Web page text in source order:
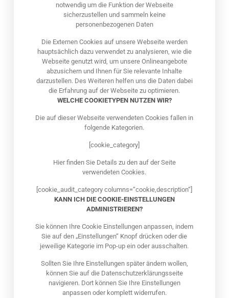
notwendig um die Funktion der Webseite
sicherzustellen und sammeln keine
personenbezogenen Daten
Die Externen Cookies auf unsere Webseite werden
hauptsächlich dazu verwendet zu analysieren, wie die
Webseite genutzt wird, um unsere Onlineangebote
abzusichern und Ihnen für Sie relevante Inhalte
darzustellen. Des Weiteren helfen uns die Daten dabei
die Erfahrung auf der Webseite zu optimieren.
WELCHE COOKIETYPEN NUTZEN WIR?
Die auf dieser Webseite verwendeten Cookies fallen in
folgende Kategorien.
[cookie_category]
Hier finden Sie Details zu den auf der Seite
verwendeten Cookies.
[cookie_audit_category columns=“cookie,description“]
KANN ICH DIE COOKIE-EINSTELLUNGEN
ADMINISTRIEREN?
Sie können Ihre Cookie Einstellungen anpassen, indem
Sie auf den „Einstellungen“ Knopf drücken oder die
jeweilige Kategorie im Pop-up ein oder ausschalten.
Sollten Sie Ihre Einstellungen später ändern wollen,
können Sie auf die Datenschutzerklärungsseite
navigieren. Dort können Sie Ihre Einstellungen
anpassen oder komplett widerrufen.